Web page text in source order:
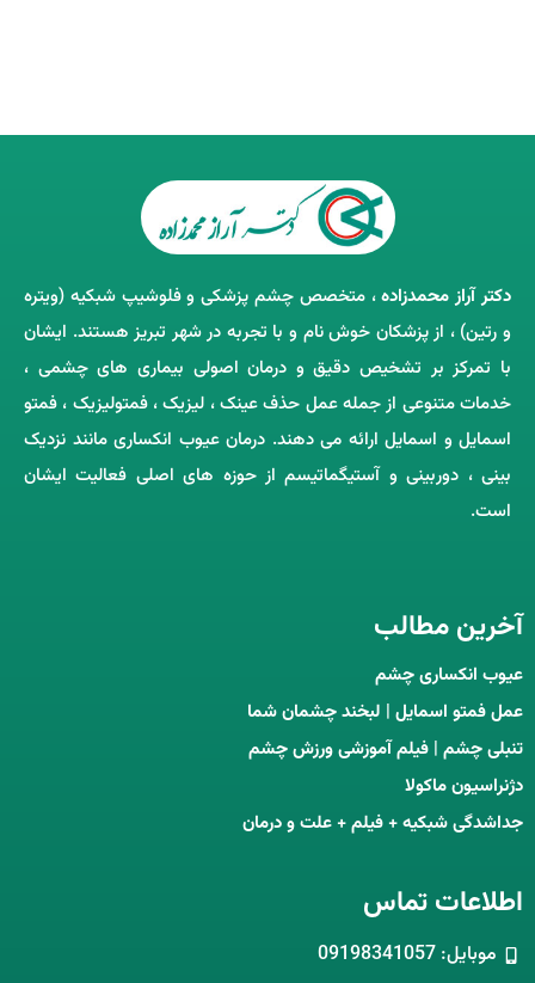
دکتر آراز محمدزاده، متخصص چشم‌ پزشکی و فلوشیپ شبکیه (ویتره
و رتین) ، از پزشکان خوش ‌نام و با تجربه در شهر تبریز هستند. ایشان
با تمرکز بر تشخیص دقیق و درمان اصولی بیماری ‌های چشمی ،
خدمات متنوعی از جمله عمل حذف عینک ، لیزیک ، فمتولیزیک ، فمتو
اسمایل و اسمایل ارائه می ‌دهند. درمان عیوب انکساری مانند نزدیک
‌بینی ، دوربینی و آستیگماتیسم از حوزه‌ های اصلی فعالیت ایشان
است.
آخرین مطالب
عیوب انکساری چشم
عمل فمتو اسمایل | لبخند چشمان شما
تنبلی چشم | فیلم آموزشی ورزش چشم
دژنراسیون ماکولا
جداشدگی شبکیه + فیلم + علت و درمان
اطلاعات تماس
موبایل: 09198341057